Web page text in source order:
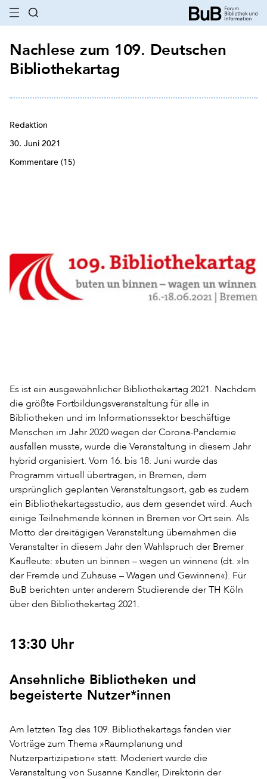
Nachlese zum 109. Deutschen
Bibliothekartag
Redaktion
30. Juni 2021
Kommentare (15)
Es ist ein ausgewöhnlicher Bibliothekartag 2021. Nachdem
die größte Fortbildungsveranstaltung für alle in
Bibliotheken und im Informationssektor beschäftige
Menschen im Jahr 2020 wegen der Corona-Pandemie
ausfallen musste, wurde die Veranstaltung in diesem Jahr
hybrid organisiert. Vom 16. bis 18. Juni wurde das
Programm virtuell übertragen, in Bremen, dem
ursprünglich geplanten Veranstaltungsort, gab es zudem
ein Bibliothekartagsstudio, aus dem gesendet wird. Auch
einige Teilnehmende können in Bremen vor Ort sein. Als
Motto der dreitägigen Veranstaltung übernahmen die
Veranstalter in diesem Jahr den Wahlspruch der Bremer
Kaufleute: »buten un binnen – wagen un winnen« (dt. »In
der Fremde und Zuhause – Wagen und Gewinnen«). Für
BuB berichten unter anderem Studierende der TH Köln
über den Bibliothekartag 2021.
13:30 Uhr
Ansehnliche Bibliotheken und
begeisterte Nutzer*innen
Am letzten Tag des 109. Bibliothekartags fanden vier
Vorträge zum Thema »Raumplanung und
Nutzerpartizipation« statt. Moderiert wurde die
Veranstaltung von Susanne Kandler, Direktorin der